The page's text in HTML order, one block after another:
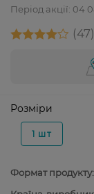
Період акції: 04
47
Розміри
1 шт
Формат продукту: